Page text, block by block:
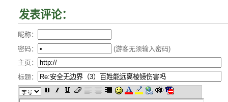
发表评论：
昵称：
密码：
(游客无须输入密码)
主页：
标题：